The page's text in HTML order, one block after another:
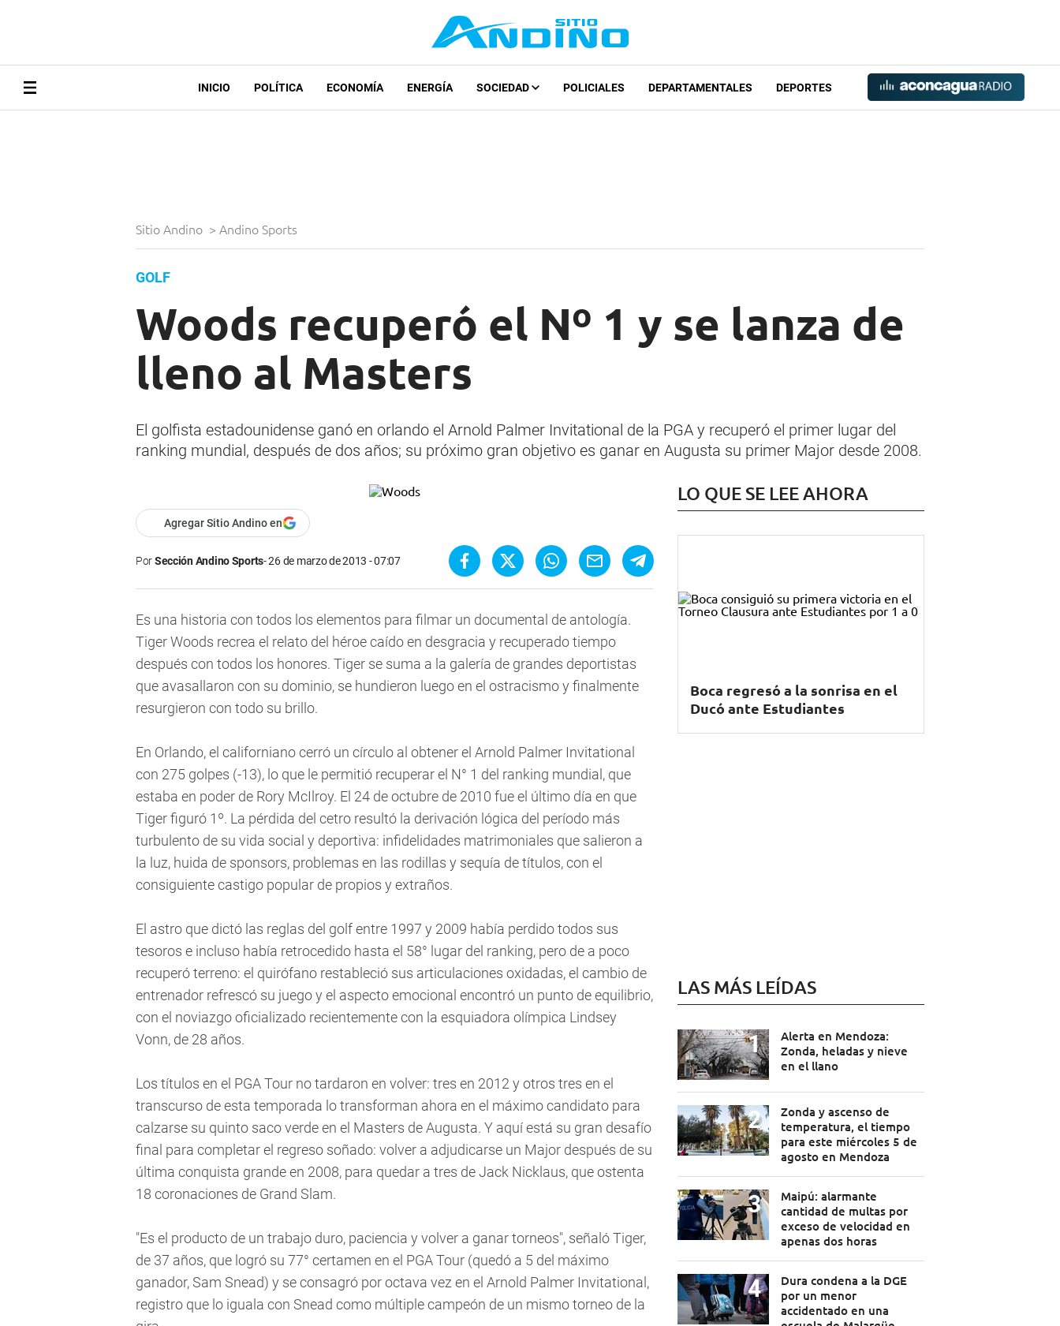
INICIO POLÍTICA ECONOMÍA ENERGÍA SOCIEDAD POLICIALES DEPARTAMENTALES DEPORTES
Sitio Andino > Andino Sports
GOLF
Woods recuperó el Nº 1 y se lanza de
lleno al Masters
El golfista estadounidense ganó en orlando el Arnold Palmer Invitational de la PGA y recuperó el primer lugar del
ranking mundial, después de dos años; su próximo gran objetivo es ganar en Augusta su primer Major desde 2008.
Agregar Sitio Andino en
PorSección Andino Sports 26 de marzo de 2013 - 07:07
Es una historia con todos los elementos para filmar un documental de antología.
Tiger Woods recrea el relato del héroe caído en desgracia y recuperado tiempo
después con todos los honores. Tiger se suma a la galería de grandes deportistas
que avasallaron con su dominio, se hundieron luego en el ostracismo y finalmente
resurgieron con todo su brillo.
En Orlando, el californiano cerró un círculo al obtener el Arnold Palmer Invitational
con 275 golpes (-13), lo que le permitió recuperar el N° 1 del ranking mundial, que
estaba en poder de Rory McIlroy. El 24 de octubre de 2010 fue el último día en que
Tiger figuró 1º. La pérdida del cetro resultó la derivación lógica del período más
turbulento de su vida social y deportiva: infidelidades matrimoniales que salieron a
la luz, huida de sponsors, problemas en las rodillas y sequía de títulos, con el
consiguiente castigo popular de propios y extraños.
El astro que dictó las reglas del golf entre 1997 y 2009 había perdido todos sus
tesoros e incluso había retrocedido hasta el 58° lugar del ranking, pero de a poco
recuperó terreno: el quirófano restableció sus articulaciones oxidadas, el cambio de
entrenador refrescó su juego y el aspecto emocional encontró un punto de equilibrio,
con el noviazgo oficializado recientemente con la esquiadora olímpica Lindsey
Vonn, de 28 años.
Los títulos en el PGA Tour no tardaron en volver: tres en 2012 y otros tres en el
transcurso de esta temporada lo transforman ahora en el máximo candidato para
calzarse su quinto saco verde en el Masters de Augusta. Y aquí está su gran desafío
final para completar el regreso soñado: volver a adjudicarse un Major después de su
última conquista grande en 2008, para quedar a tres de Jack Nicklaus, que ostenta
18 coronaciones de Grand Slam.
"Es el producto de un trabajo duro, paciencia y volver a ganar torneos", señaló Tiger,
de 37 años, que logró su 77° certamen en el PGA Tour (quedó a 5 del máximo
ganador, Sam Snead) y se consagró por octava vez en el Arnold Palmer Invitational,
registro que lo iguala con Snead como múltiple campeón de un mismo torneo de la
LO QUE SE LEE AHORA
Boca regresó a la sonrisa en el
Ducó ante Estudiantes
LAS MÁS LEÍDAS
Alerta en Mendoza:
Zonda, heladas y nieve
en el llano
Zonda y ascenso de
temperatura, el tiempo
para este miércoles 5 de
agosto en Mendoza
Maipú: alarmante
cantidad de multas por
exceso de velocidad en
apenas dos horas
Dura condena a la DGE
por un menor
accidentado en una